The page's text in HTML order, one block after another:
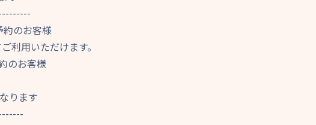
約のお客様
利用いただけます。
のお客様
ります